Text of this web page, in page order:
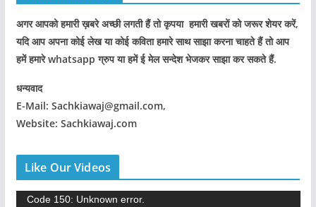
अगर आपको हमारी ख़बरे अच्छी लगती हैं तो कृपया हमारी खबरों को जरूर शेयर करें,
यदि आप अपना कोई लेख या कोई कविता हमारे साथ साझा करना चाहते हैं तो आप
हमें हमारे whatsapp ग्रुप या हमें ई मेल सन्देश भेजकर साझा कर सकते हैं.
धन्यवाद
E-Mail: Sachkiawaj@gmail.com,
Website: Sachkiawaj.com
Like Our Videos
Code 150: Unknown error.